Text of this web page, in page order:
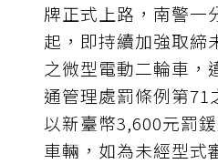
牌正式上路，南警一
起，即持續加強取締
之微型電動二輪車，
通管理處罰條例第71
以新臺幣3,600元罰
車輛，如為未經型式